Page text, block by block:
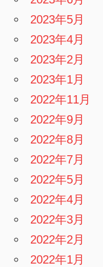
2023年5月
2023年4月
2023年2月
2023年1月
2022年11月
2022年9月
2022年8月
2022年7月
2022年5月
2022年4月
2022年3月
2022年2月
2022年1月